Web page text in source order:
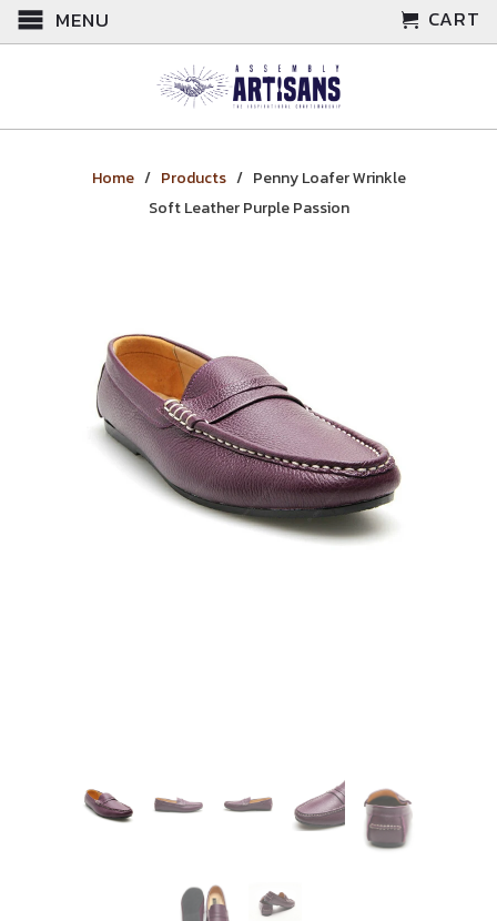
MENU CART
Home/ Products / Penny Loafer Wrinkle
Soft Leather Purple Passion